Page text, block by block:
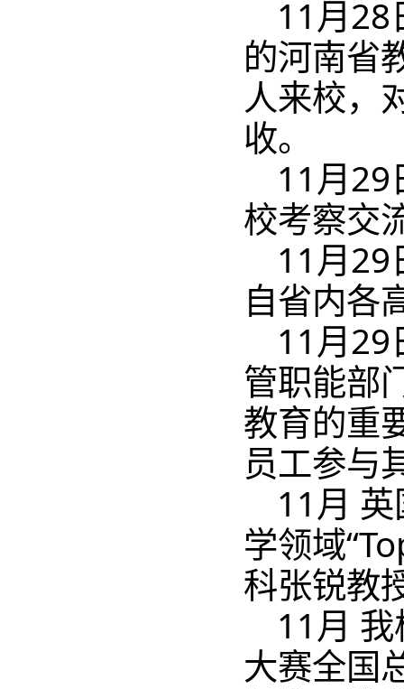
11月28
的河南省
人来校，
收。
11月29
校考察交
11月29
自省内各
11月29
管职能部
教育的重
员工参与
11月
学领域
科张锐教
11月
大赛全国